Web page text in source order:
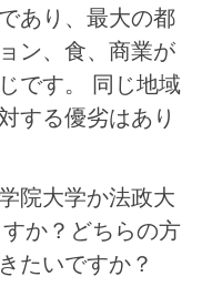
あり、最大の都
ン、食、商業が
です。 同じ地域
する優劣はあり
院大学か法政大
か？どちらの方
たいですか？